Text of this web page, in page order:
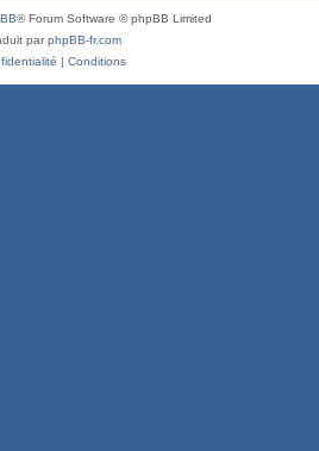
® Forum Software © phpBB Limited
parphpBB-fr.com
| Conditions